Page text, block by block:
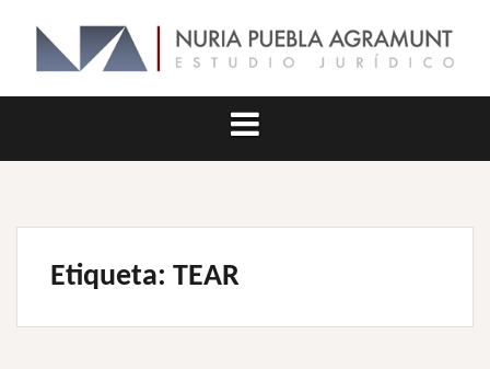
contenido
Etiqueta: TEAR